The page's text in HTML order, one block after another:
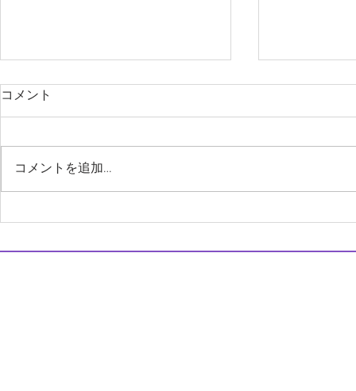
直美とはー医療の回転寿司チ
百束比古 ＃ 美容外科後遺症外来
姓名：百束比古（ひゃくそく・ひ
科部門院長 Ph:03-6272-8787 E-
美 とはー医療の回転寿司チェー
シミ取りレ
コメント
コメントを追加…